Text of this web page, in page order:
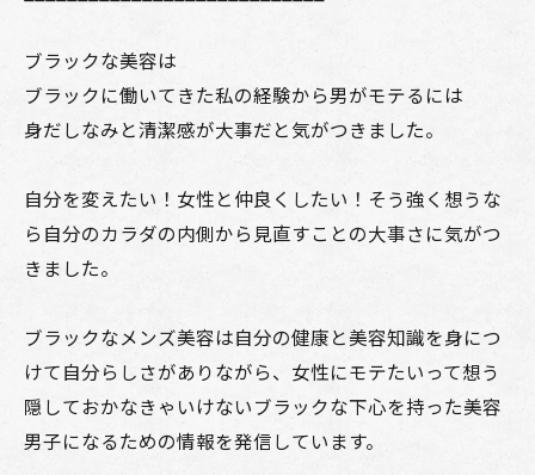
ブラックな美容は
ブラックに働いてきた私の経験から男がモテるには
身だしなみと清潔感が大事だと気がつきました。
自分を変えたい！女性と仲良くしたい！そう強く想うな
ら自分のカラダの内側から見直すことの大事さに気がつ
きました。
ブラックなメンズ美容は自分の健康と美容知識を身につ
けて自分らしさがありながら、女性にモテたいって想う
隠しておかなきゃいけないブラックな下心を持った美容
男子になるための情報を発信しています。